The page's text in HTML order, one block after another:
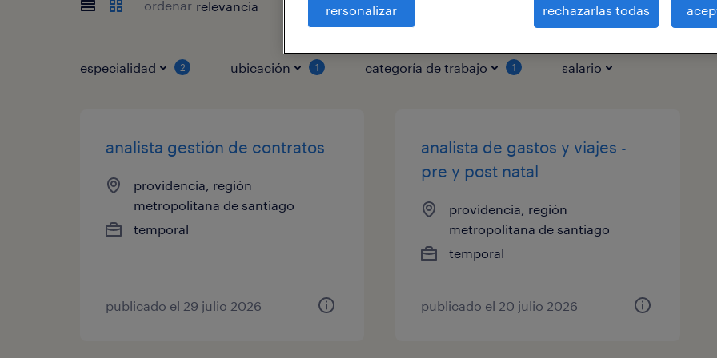
ordenar
especialidad 2 ubicación 1 categoría de trabajo 1 salario
analista gestión de contratos
providencia, región
metropolitana de santiago
temporal
publicado el 29 julio 2026
analista de gastos y viajes -
pre y post natal
providencia, región
metropolitana de santiago
temporal
publicado el 20 julio 2026
rersonalizar rechazarlas todas